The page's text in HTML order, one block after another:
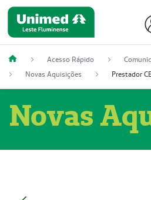
Acesso Rápido
Novas Aquisições
Novas